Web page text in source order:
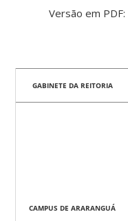
Versão em PDF:
GABINETE DA REITORIA
CAMPUS DE ARARANGUÁ